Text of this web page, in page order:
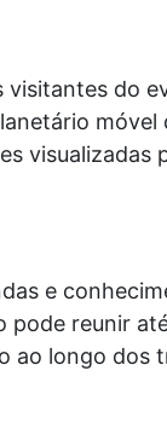
visitantes do
visualizadas
e
pode reunir
ao longo dos